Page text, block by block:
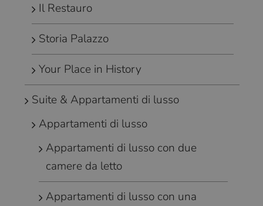
Il Restauro
Storia Palazzo
Your Place in History
Suite & Appartamenti di lusso
Appartamenti di lusso
Appartamenti di lusso con due
camere da letto
Appartamenti di lusso con una